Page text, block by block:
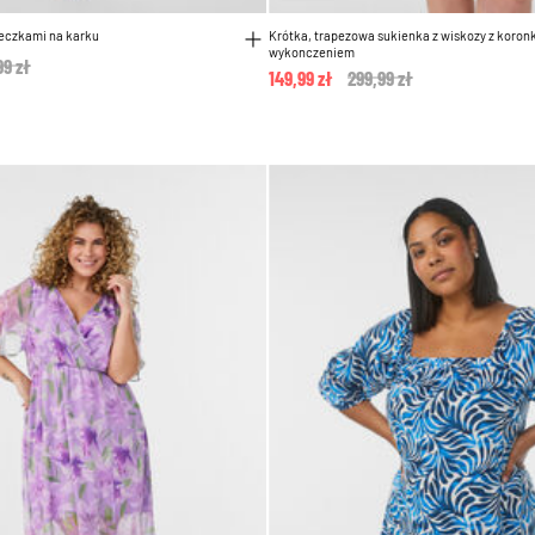
na karku
from
zł
Krótka, trapezowa sukienka z wiskozy z
wykonczeniem
Price reduced from
299,99 zł
149,99 zł